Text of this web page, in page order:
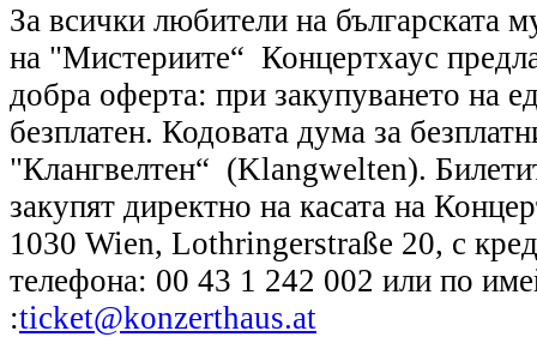
За всички любители на българската
на "Мистериите“ Концертхаус
добра оферта: при закупуването на
безплатен. Кодовата дума за
"Клангвелтен“ (Klangwelten).
закупят директно на касата на
1030 Wien, Lothringerstraße 20, с
телефона: 00 43 1 242 002 или по
:ticket@konzerthaus.at